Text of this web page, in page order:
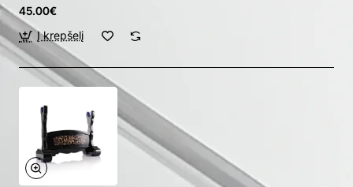
45.00€
Į krepšelį